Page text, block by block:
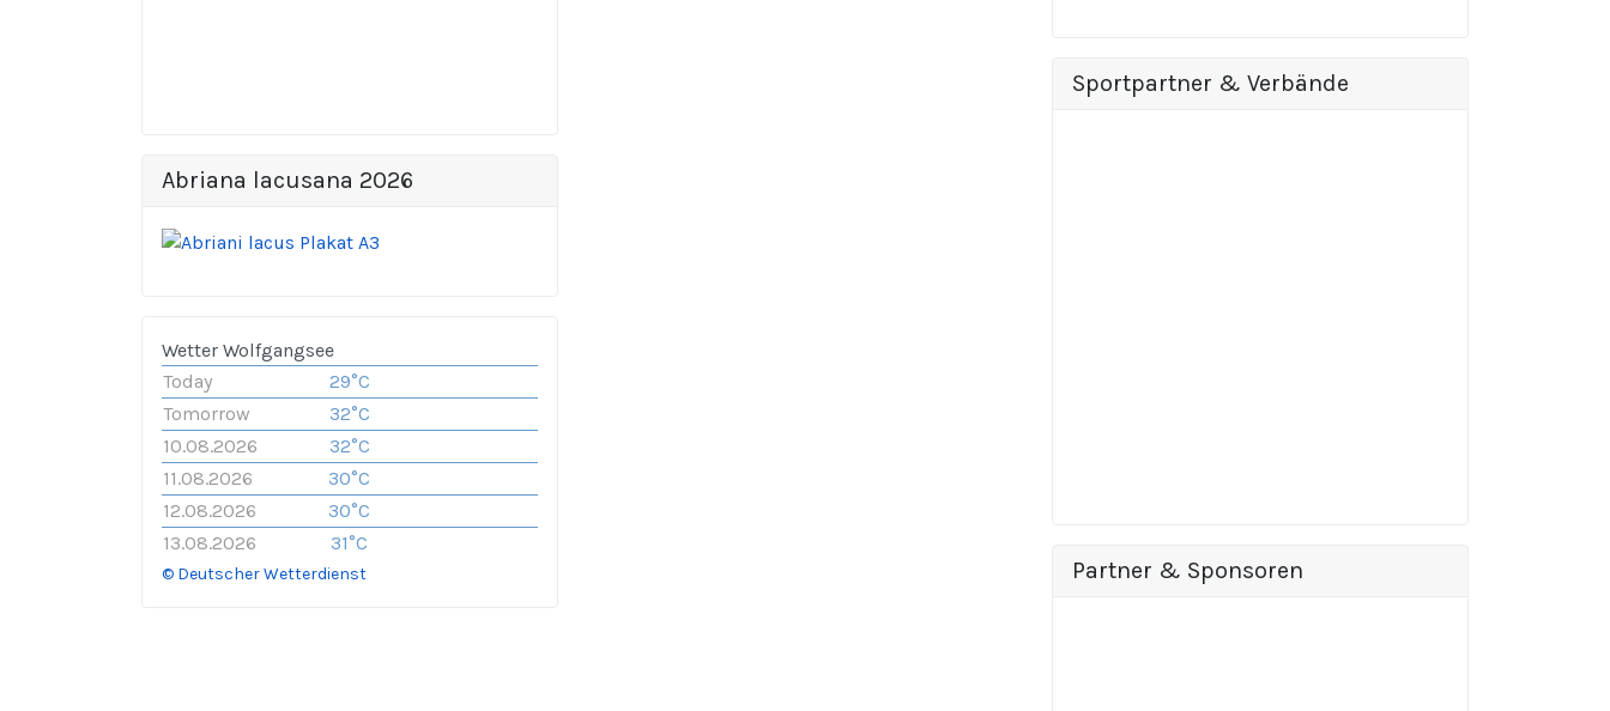
Abriana lacusana 2026
Wetter Wolfgangsee
Today
29°C
Tomorrow
32°C
10.08.2026
32°C
11.08.2026
30°C
12.08.2026
30°C
13.08.2026
31°C
© Deutscher Wetterdienst
Sportpartner & Verbände
Partner & Sponsoren